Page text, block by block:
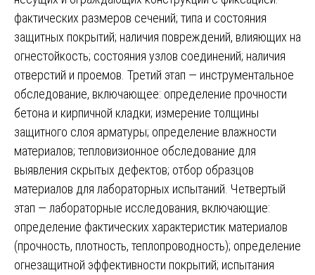
фактических размеров сечений; типа и состояния
защитных покрытий; наличия повреждений, влияющих на
огнестойкость; состояния узлов соединений; наличия
отверстий и проемов. Третий этап — инструментальное
обследование, включающее: определение прочности
бетона и кирпичной кладки; измерение толщины
защитного слоя арматуры; определение влажности
материалов; тепловизионное обследование для
выявления скрытых дефектов; отбор образцов
материалов для лабораторных испытаний. Четвертый
этап — лабораторные исследования, включающие:
определение фактических характеристик материалов
(прочность, плотность, теплопроводность); определение
огнезащитной эффективности покрытий; испытания